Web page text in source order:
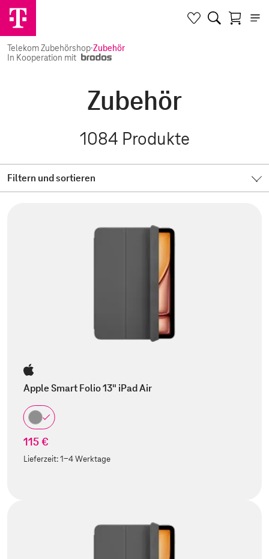
Telekom Zubehörshop·Zubehör
In Kooperation mit
Zubehör
1084 Produkte
Filtern und sortieren
Apple Smart Folio 13" iPad Air
115 €
Lieferzeit:1-4 Werktage